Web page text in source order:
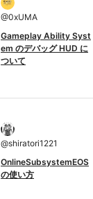
@0xUMA
Gameplay Ability Syst
em のデバッグ HUD に
ついて
@shiratori1221
OnlineSubsystemEOS
の使い方